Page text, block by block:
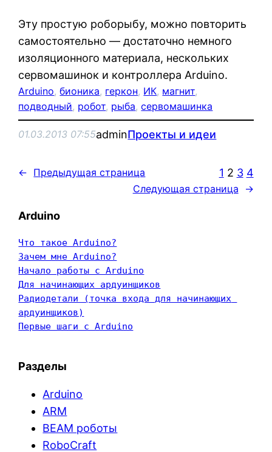
Эту простую роборыбу, можно повторить
самостоятельно — достаточно немного
изоляционного материала, нескольких
сервомашинок и контроллера Arduino.
Arduino, бионика, геркон, ИК, магнит
подводный, робот, рыба, сервомашинка
01.03.2013 07:55adminПроекты и идеи
← Предыдущая страница 1 2 3 4
Следующая страница →
Arduino
Что такое Arduino?
Зачем мне Arduino?
Начало работы с Arduino
Для начинающих ардуинщиков
Радиодетали (точка входа для начинающих
ардуинщиков)
Первые шаги с Arduino
Разделы
Arduino
ARM
BEAM роботы
RoboCraft